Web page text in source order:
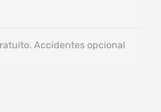
Accidentes opcional